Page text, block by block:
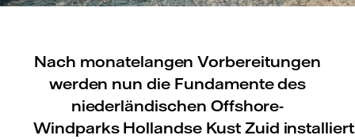
Nach monatelangen Vorbereitungen
werden nun die Fundamente des
niederländischen Offshore-
Windparks Hollandse Kust Zuid